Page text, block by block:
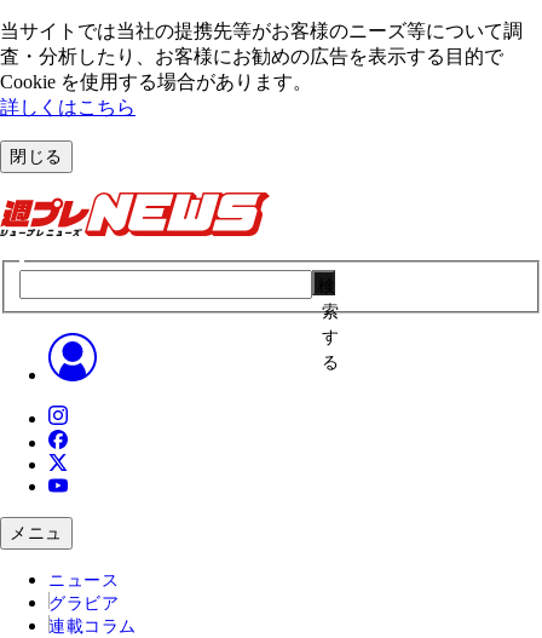
当サイトでは当社の提携先等がお客様のニーズ等について調
査・分析したり、お客様にお勧めの広告を表⽰する⽬的で
Cookie を使⽤する場合があります。
詳しくはこちら
閉じる
索
す
る
メニュ
ニュース
グラビア
連載コラム